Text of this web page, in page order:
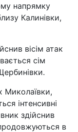
напрямку
Калинівки,
вісім атак
сім
Миколаївки,
інтенсивні
здійснив
в